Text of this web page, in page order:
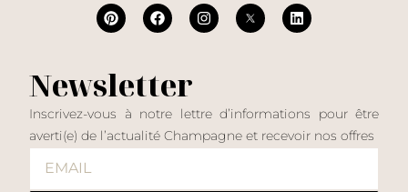
Newsletter
Inscrivez-vous à notre lettre d’informations pour être
averti(e) de l’actualité Champagne et recevoir nos offres